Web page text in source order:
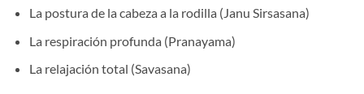
La postura de la cabeza a la rodilla (Janu Sirsasana)
La respiración profunda (Pranayama)
La relajación total (Savasana)